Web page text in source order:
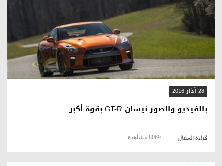
قراءة المقال
28 آذار 2016
بالفيديو والصور نيسان GT-R بقوة أكبر
قراءة المقال 8069 مشاهدة